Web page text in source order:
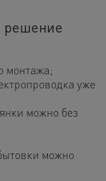
решение
монтажа;
уже
можно без
можно